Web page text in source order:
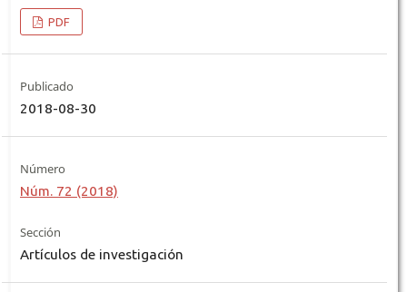
PDF
Publicado
2018-08-30
Número
Núm. 72 (2018)
Sección
Artículos de investigación